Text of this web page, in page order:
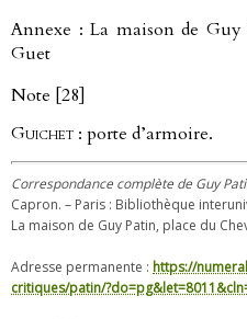
Annexe : La maison de
Guet
Note [28]
Guichet : porte d’armoire.
Correspondance complète de Guy
Capron. – Paris : Bibliothèque
La maison de Guy Patin, place du
Adresse permanente : https://
critiques/patin/